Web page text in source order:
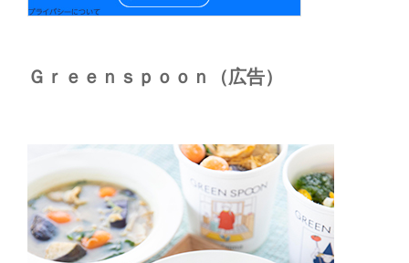
Ｇｒｅｅｎｓｐｏｏｎ（広告）